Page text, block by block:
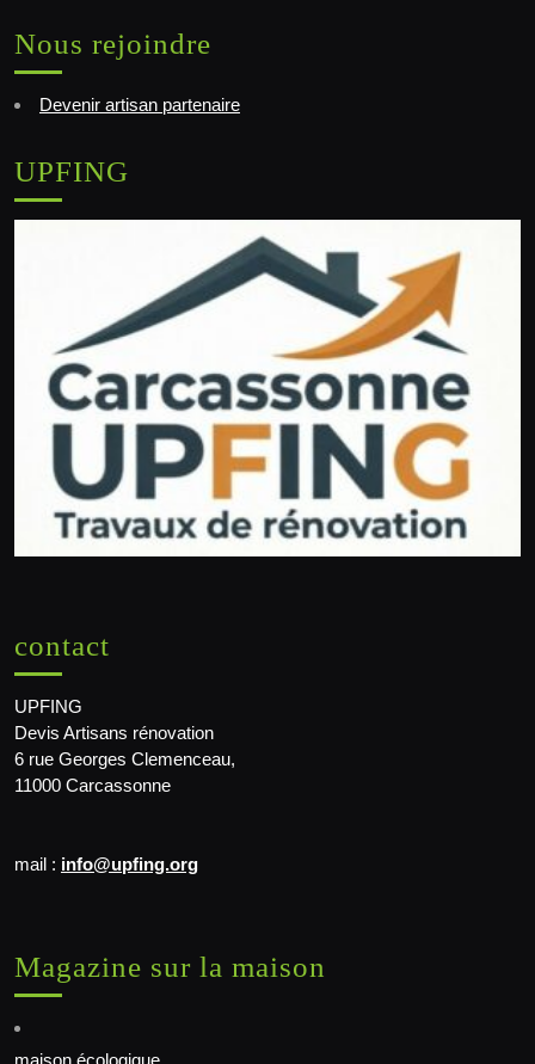
Nous rejoindre
Devenir artisan partenaire
UPFING
contact
UPFING
Devis Artisans rénovation
6 rue Georges Clemenceau,
11000 Carcassonne
mail : info@upfing.org
Magazine sur la maison
maison écologique